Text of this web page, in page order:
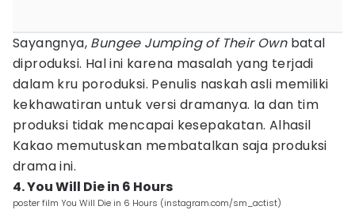
Sayangnya, Bungee Jumping of Their Ownbatal
diproduksi. Hal ini karena masalah yang terjadi
dalam kru poroduksi. Penulis naskah asli memiliki
kekhawatiran untuk versi dramanya. Ia dan tim
produksi tidak mencapai kesepakatan. Alhasil
Kakao memutuskan membatalkan saja produksi
drama ini.
4. You Will Die in 6 Hours
poster film You Will Die in 6 Hours (instagram.com/sm_actist)